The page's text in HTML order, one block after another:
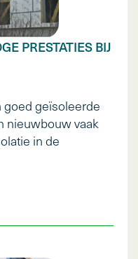
PRESTATIES BIJ
goed geïsoleerde
nieuwbouw vaak
in de